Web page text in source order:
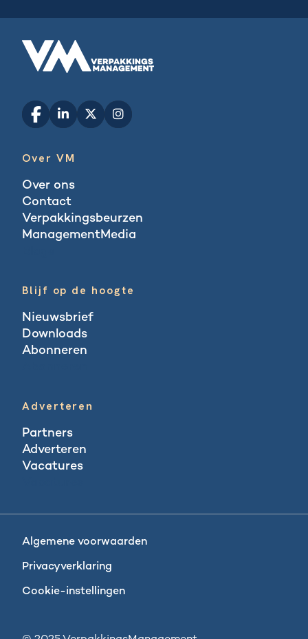
Over VM
Over ons
Contact
Verpakkingsbeurzen
ManagementMedia
Blijf op de hoogte
Nieuwsbrief
Downloads
Abonneren
Adverteren
Partners
Adverteren
Vacatures
Algemene voorwaarden
Privacyverklaring
Cookie-instellingen